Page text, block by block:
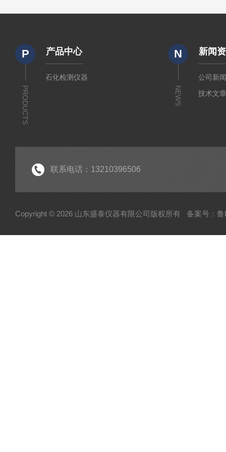
P
PRODUCTS
产品中心
石化检测仪器
N
NEWS
新闻
公司新
技术文
联系电话：13210396506
Copyright © 2026 山东盛泰仪器有限公司版权所有 备案号：